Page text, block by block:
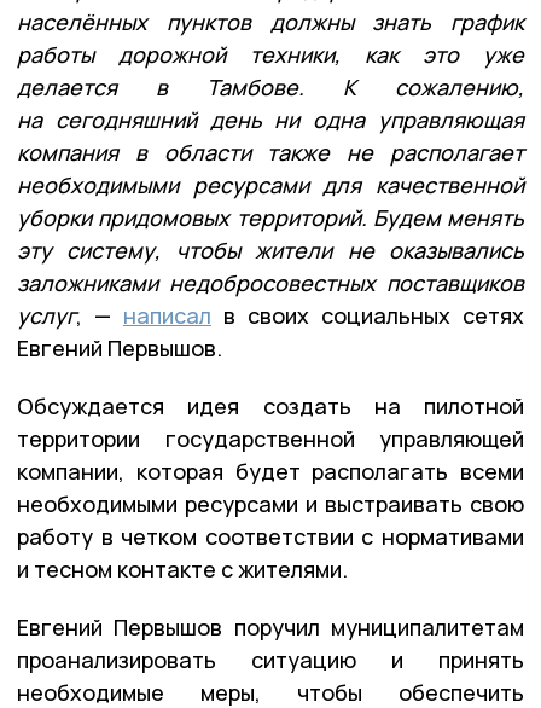
населённых пунктов должны знать график
работы дорожной техники, как это уже
делается в Тамбове. К сожалению,
на сегодняшний день ни одна управляющая
компания в области также не располагает
необходимыми ресурсами для качественной
уборки придомовых территорий. Будем менять
эту систему, чтобы жители не оказывались
заложниками недобросовестных поставщиков
услуг, — написал в своих социальных сетях
Евгений Первышов.
Обсуждается идея создать на пилотной
территории государственной управляющей
компании, которая будет располагать всеми
необходимыми ресурсами и выстраивать свою
работу в четком соответствии с нормативами
и тесном контакте с жителями.
Евгений Первышов поручил муниципалитетам
проанализировать ситуацию и принять
необходимые меры, чтобы обеспечить